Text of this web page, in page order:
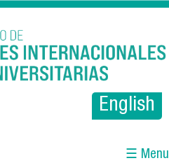
English
☰ Menu